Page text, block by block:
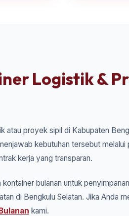
Logistik &
atau proyek sipil di Kabupaten
kebutuhan tersebut
kerja yang transparan.
bulanan untuk
di Bengkulu Selatan. Jika Anda
kami.